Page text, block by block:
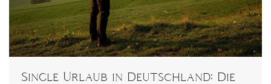
Single Urlaub in Deutschland: Die